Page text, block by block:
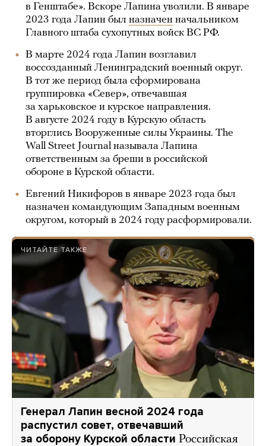
в Генштабе». Вскоре Лапина уволили. В январе
2023 года Лапин был назначен начальником
Главного штаба сухопутных войск ВС РФ.
В марте 2024 года Лапин возглавил
воссозданный Ленинградский военный округ.
В тот же период была сформирована
группировка «Север», отвечавшая
за харьковское и курское направления.
В августе 2024 году в Курскую область
вторглись Вооруженные силы Украины. The
Wall Street Journal называла Лапина
ответственным за бреши в российской
обороне в Курской области.
Евгений Никифоров в январе 2023 года был
назначен командующим Западным военным
округом, который в 2024 году расформировали.
ЧИТАЙТЕ ТАКЖЕ
Генерал Лапин весной 2024 года
распустил совет, отвечавший
за оборону Курской области Российская